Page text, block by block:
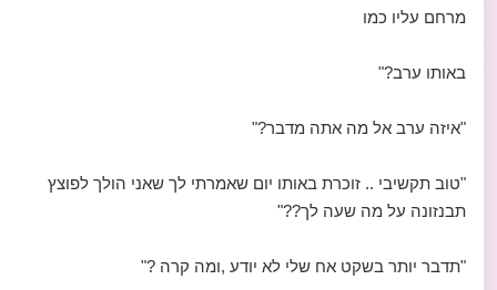
מרחם עליו כמו
באותו ערב?"
"איזה ערב אל מה אתה מדבר?"
"טוב תקשיבי .. זוכרת באותו יום שאמרתי לך שאני הולך לפוצץ
תבנזונה על מה שעה לך??"
"תדבר יותר בשקט אח שלי לא יודע ,ומה קרה ?"